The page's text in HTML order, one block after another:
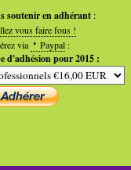
soutenir en adhérant :
vous faire fous !
via
Paypal :
d'adhésion pour 2015 :